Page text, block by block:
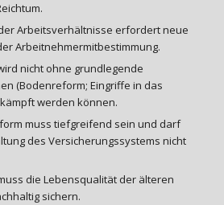
Arbeitsverhältnisse erfordert neue
Arbeitnehmermitbestimmung.
nicht ohne grundlegende
(Bodenreform; Eingriffe in das
werden können.
muss tiefgreifend sein und darf
des Versicherungssystems nicht
die Lebensqualität der älteren
sichern.